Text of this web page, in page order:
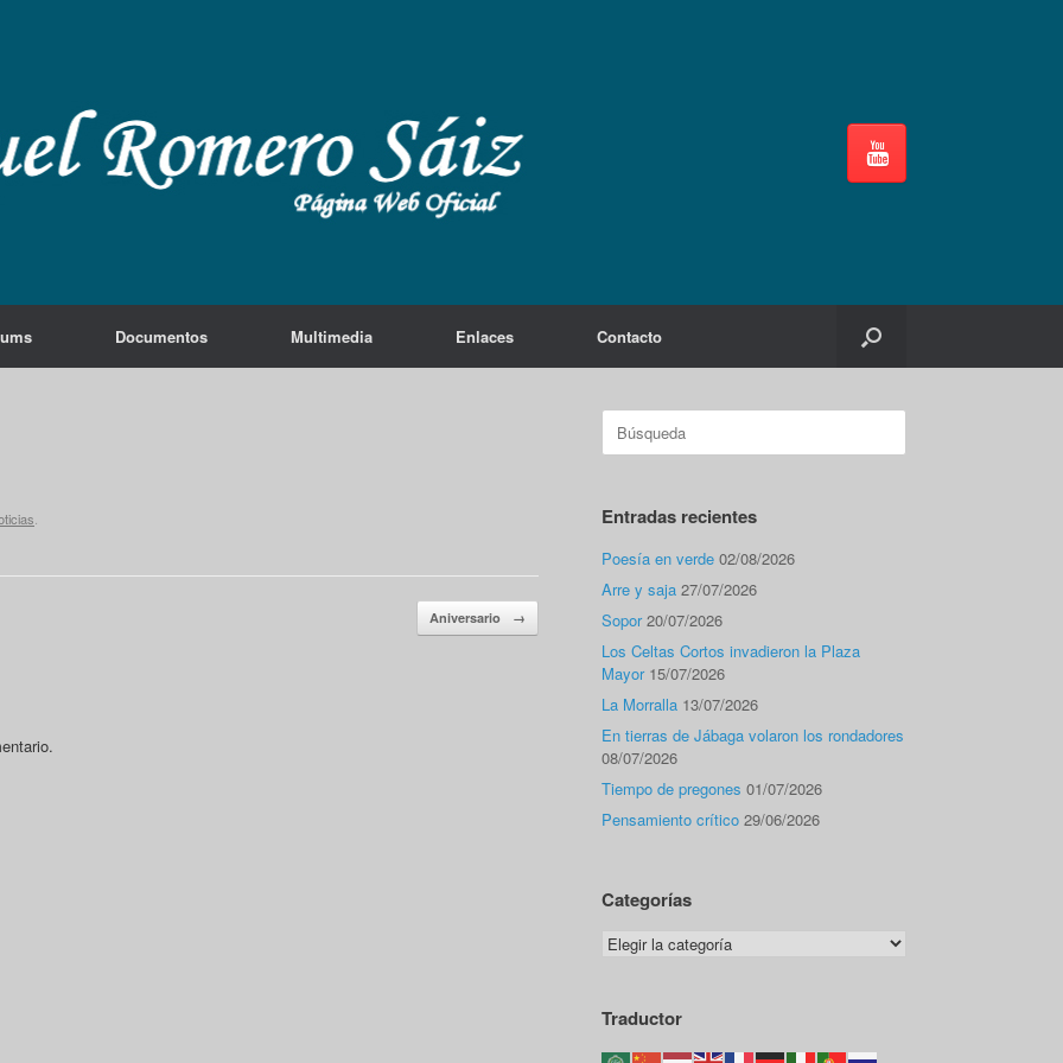
Documentos Multimedia Enlaces Contacto
Aniversario →
Buscar:
Entradas recientes
Poesía en verde 02/08/2026
Arre y saja 27/07/2026
Sopor 20/07/2026
Los Celtas Cortos invadieron la Plaza
Mayor 15/07/2026
La Morralla 13/07/2026
En tierras de Jábaga volaron los rondadores
08/07/2026
Tiempo de pregones 01/07/2026
Pensamiento crítico 29/06/2026
Categorías
Categorías
Traductor